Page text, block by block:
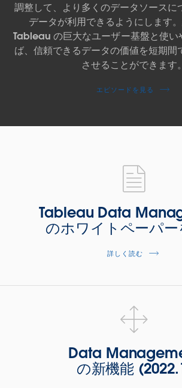
調整して、より多くのデータソースに
データが利用できるようにします
Tableau の巨大なユーザー基盤と使い
ば、信頼できるデータの価値を短期間
させることができます。
エピソードを見る
Tableau Data
のホワイトペーパー
詳しく読む
Data
の新機能